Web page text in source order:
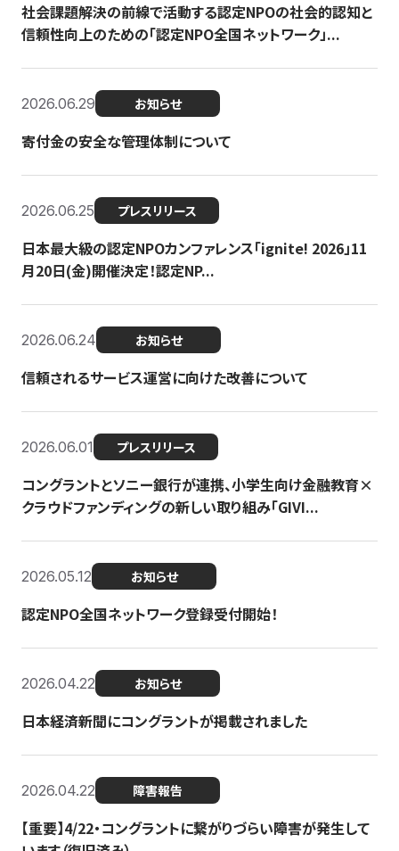
社会課題解決の前線で活動する認定NPOの社会的認知と
信頼性向上のための「認定NPO全国ネットワーク」...
2026.06.29 お知らせ
寄付金の安全な管理体制について
2026.06.25 プレスリリース
日本最大級の認定NPOカンファレンス「ignite! 2026」11
月20日(金)開催決定！認定NP...
2026.06.24 お知らせ
信頼されるサービス運営に向けた改善について
2026.06.01 プレスリリース
コングラントとソニー銀行が連携、小学生向け金融教育×
クラウドファンディングの新しい取り組み「GIVI...
2026.05.12 お知らせ
認定NPO全国ネットワーク登録受付開始！
2026.04.22 お知らせ
日本経済新聞にコングラントが掲載されました
2026.04.22 障害報告
【重要】4/22・コングラントに繋がりづらい障害が発生して